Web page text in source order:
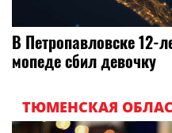
В Петропавловске 12-
мопеде сбил девочку
ТЮМЕНСКАЯ